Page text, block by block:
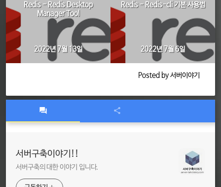
Redis - Redis Desktop
Manager Tool
2022년 7월 13일
Redis - Redis-cli 기본 사용법
2022년 7월 6일
Posted by 서버이야기
서버구축이야기!!
서버구축의 대한 이야기 입니다.